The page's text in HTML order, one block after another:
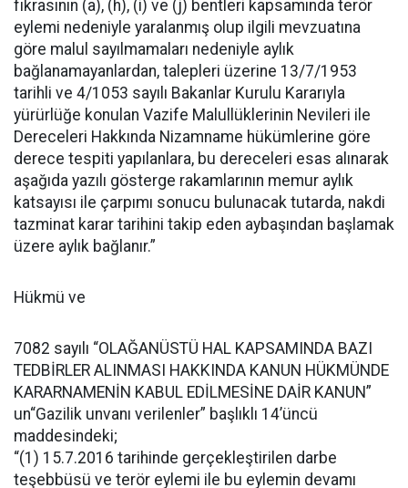
fıkrasının (a), (h), (i) ve (j) bentleri kapsamında terör
eylemi nedeniyle yaralanmış olup ilgili mevzuatına
göre malul sayılmamaları nedeniyle aylık
bağlanamayanlardan, talepleri üzerine 13/7/1953
tarihli ve 4/1053 sayılı Bakanlar Kurulu Kararıyla
yürürlüğe konulan Vazife Malullüklerinin Nevileri ile
Dereceleri Hakkında Nizamname hükümlerine göre
derece tespiti yapılanlara, bu dereceleri esas alınarak
aşağıda yazılı gösterge rakamlarının memur aylık
katsayısı ile çarpımı sonucu bulunacak tutarda, nakdi
tazminat karar tarihini takip eden aybaşından başlamak
üzere aylık bağlanır.”
Hükmü ve
7082 sayılı “OLAĞANÜSTÜ HAL KAPSAMINDA BAZI
TEDBİRLER ALINMASI HAKKINDA KANUN HÜKMÜNDE
KARARNAMENİN KABUL EDİLMESİNE DAİR KANUN”
un“Gazilik unvanı verilenler” başlıklı 14’üncü
maddesindeki;
“(1) 15.7.2016 tarihinde gerçekleştirilen darbe
teşebbüsü ve terör eylemi ile bu eylemin devamı